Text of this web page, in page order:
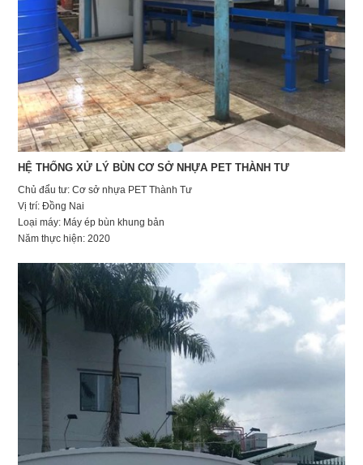
HỆ THỐNG XỬ LÝ BÙN CƠ SỞ NHỰA PET THÀNH TƯ
Chủ đẩu tư: Cơ sở nhựa PET Thành Tư
Vị trí: Đồng Nai
Loại máy: Máy ép bùn khung bản
Năm thực hiện: 2020